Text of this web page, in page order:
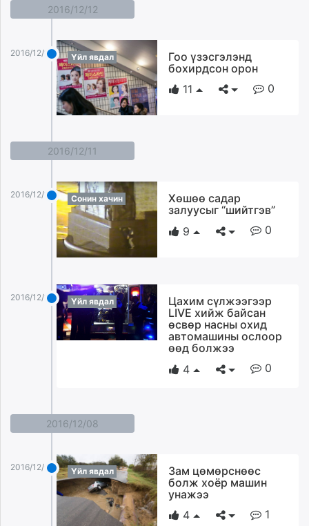
2016/12/12
2016/12/12 Үйл явдал
Гоо үзэсгэлэнд
бохирдсон орон
11
0
2016/12/11
2016/12/11 Сонин хачин
Хөшөө садар
залуусыг “шийтгэв”
9
0
2016/12/11 Үйл явдал
Цахим сүлжээгээр
LIVE хийж байсан
өсвөр насны охид
автомашины ослоор
өөд болжээ
4
0
2016/12/08
2016/12/08 Үйл явдал
Зам цөмөрснөөс
болж хоёр машин
унажээ
4
1